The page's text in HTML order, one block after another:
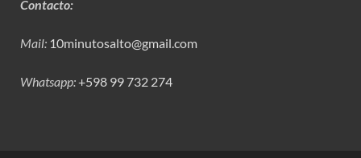
Contacto:
Mail: 10minutosalto@gmail.com
Whatsapp:+598 99 732 274